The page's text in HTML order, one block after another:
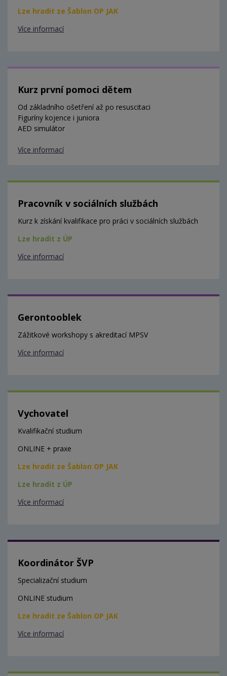
Lze hradit ze Šablon OP JAK
Více informací
Kurz první pomoci dětem
Od základního ošetření až po resuscitaci
Figuríny kojence i juniora
AED simulátor
Více informací
Pracovník v sociálních službách
Kurz k získání kvalifikace pro práci v sociálních službách
Lze hradit z ÚP
Více informací
Gerontooblek
Zážitkové workshopy s akreditací MPSV
Více informací
Vychovatel
Kvalifikační studium
ONLINE + praxe
Lze hradit ze Šablon OP JAK
Lze hradit z ÚP
Více informací
Koordinátor ŠVP
Specializační studium
ONLINE studium
Lze hradit ze Šablon OP JAK
Více informací